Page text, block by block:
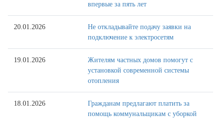
впервые за пять лет
20.01.2026
Не откладывайте подачу заявки на
подключение к электросетям
19.01.2026
Жителям частных домов помогут с
установкой современной системы
отопления
18.01.2026
Гражданам предлагают платить за
помощь коммунальщикам с уборкой